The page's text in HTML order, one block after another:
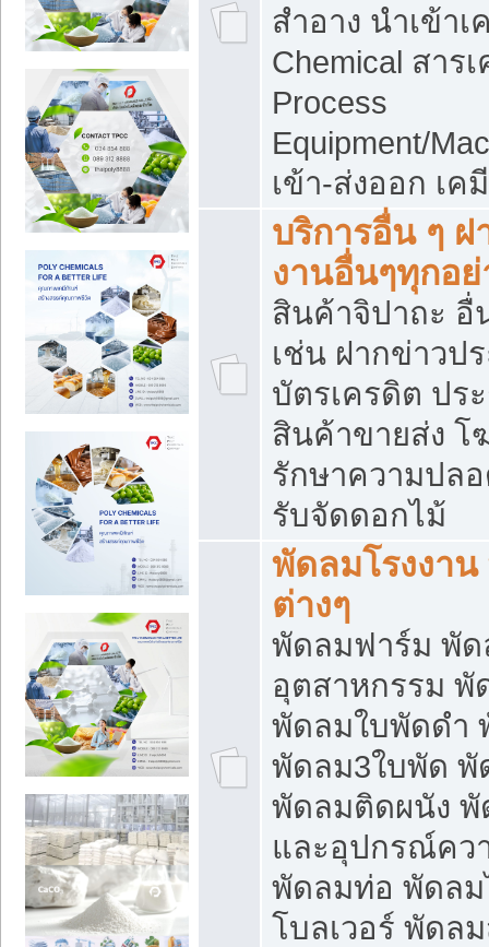
สำอาง นำเข้
Chemical สาร
Process
Equipment/
เข้า-ส่งออก เ
บริการอื่น ๆ
งานอื่นๆทุกอ
สินค้าจิปาถะ อื่
เช่น ฝากข่าวป
บัตรเครดิต ปร
สินค้าขายส่ง
รักษาความปล
รับจัดดอกไม้
พัดลมโรงงา
ต่างๆ
พัดลมฟาร์ม พัด
อุตสาหกรรม
พัดลมใบพัดดำ
พัดลม3ใบพัด พั
พัดลมติดผนัง
และอุปกรณ์คว
พัดลมท่อ พัดลม
โบลเวอร์ พัดล